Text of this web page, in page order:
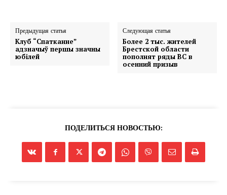
Редакция "ДВ"
Предыдущая статья
Клуб “Спатканне”
адзначыў першы значны
юбілей
Следующая статья
Более 2 тыс. жителей
Брестской области
пополнят ряды ВС в
осенний призыв
ПОДЕЛИТЬСЯ НОВОСТЬЮ: